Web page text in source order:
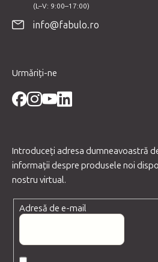
info@fabulo.ro
Urmăriți-ne
Introduceţi adresa dumneavoastră
informaţii despre produsele noi
nostru virtual.
Adresă de e-mail